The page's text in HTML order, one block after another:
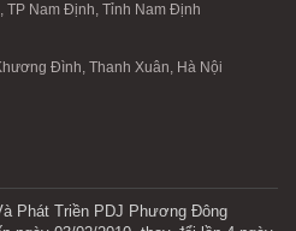
TP Nam Định, Tỉnh Nam Định
Đình, Thanh Xuân, Hà Nội
Phát Triền PDJ Phương Đông